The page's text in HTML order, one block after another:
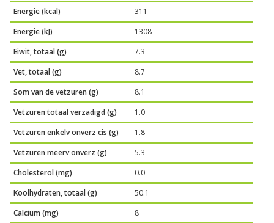
Energie (kcal)
311
Energie (kJ)
1308
Eiwit, totaal (g)
7.3
Vet, totaal (g)
8.7
Som van de vetzuren (g)
8.1
Vetzuren totaal verzadigd (g)
1.0
Vetzuren enkelv onverz cis (g)
1.8
Vetzuren meerv onverz (g)
5.3
Cholesterol (mg)
0.0
Koolhydraten, totaal (g)
50.1
Calcium (mg)
8